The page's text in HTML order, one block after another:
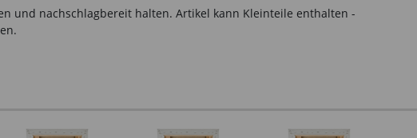
und nachschlagbereit halten. Artikel kann Kleinteile enthalten -